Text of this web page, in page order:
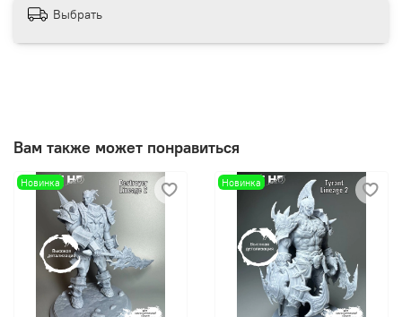
Выбрать
Вам также может понравиться
Новинка Новинка